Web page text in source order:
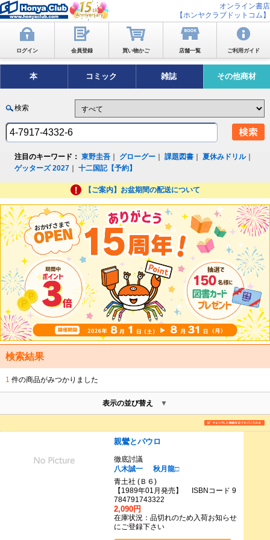
オンライン書店
【ホンヤクラブドットコム】
ログイン 会員登録 買い物かご 店舗一覧 ご利用ガイド
本 コミック 雑誌 その他商材
検索
注目のキーワード： 東野圭吾 グローグー ｜課題図書 ｜夏休みドリル｜
ゲッターズ 2027 ｜十二国記【予約】
【ご案内】お盆期間の配送について
検索結果
1 件の商品がみつかりました
表示の並び替え
親鸞とパウロ
徹底討議
八木誠一
秋月龍□
青土社 (Ｂ６)
【1989年01月発売】 ISBNコード 9
784791743322
2,090円
在庫状況：品切れのため入荷お知らせ
にご登録下さい